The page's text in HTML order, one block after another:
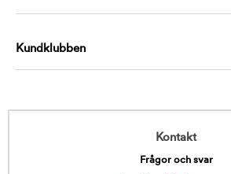
Kundklubben
Kontakt
Frågor och svar